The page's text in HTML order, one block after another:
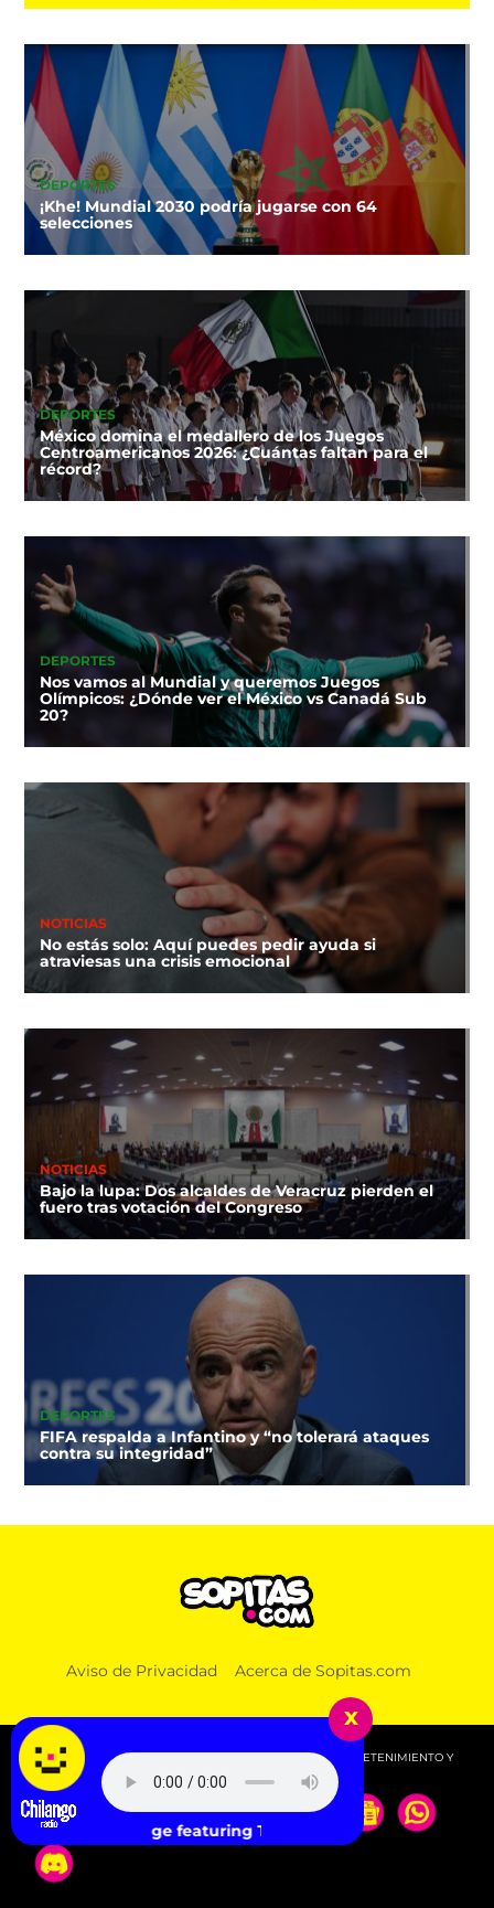
DEPORTES
¡Khe! Mundial 2030 podría jugarse con 64
selecciones
DEPORTES
México domina el medallero de los Juegos
Centroamericanos 2026: ¿Cuántas faltan para el
récord?
DEPORTES
Nos vamos al Mundial y queremos Juegos
Olímpicos: ¿Dónde ver el México vs Canadá Sub
20?
NOTICIAS
No estás solo: Aquí puedes pedir ayuda si
atraviesas una crisis emocional
NOTICIAS
Bajo la lupa: Dos alcaldes de Veracruz pierden el
fuero tras votación del Congreso
DEPORTES
FIFA respalda a Infantino y “no tolerará ataques
contra su integridad”
Aviso de Privacidad Acerca de Sopitas.com
© 2026 SOPITAS.COM - MÚSICA, NOTICIAS, DEPORTES, ENTRETENIMIENTO Y
MÁS!.
x
Orange featuring Toro y Moi - Dark & Handsome